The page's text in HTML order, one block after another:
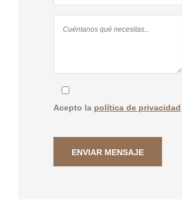
Acepto la política de privacidad